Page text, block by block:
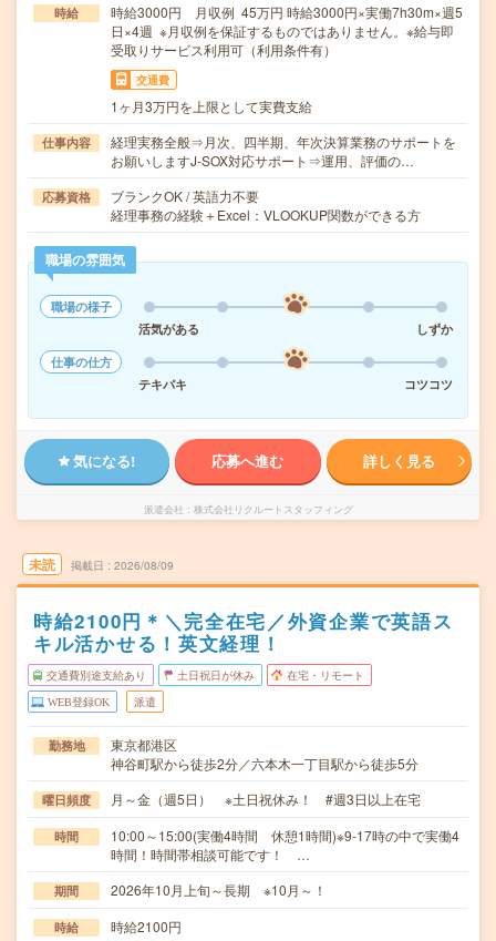
時給
時給3000円 月収例 45万円 時給3000円×実働7h30m×週5
日×4週 ※月収例を保証するものではありません。※給与即
受取りサービス利用可（利用条件有）
交通費
1ヶ月3万円を上限として実費支給
仕事内容
経理実務全般⇒月次、四半期、年次決算業務のサポートを
お願いしますJ-SOX対応サポート⇒運用、評価の…
応募資格
ブランクOK / 英語力不要
経理事務の経験＋Excel：VLOOKUP関数ができる方
職場の雰囲気
職場の様子
活気がある
しずか
仕事の仕方
テキパキ
コツコツ
気になる! 応募へ進む 詳しく見る
派遣会社 株式会社リクルートスタッフィング
未読 掲載日 2026/08/09
時給2100円＊＼完全在宅／外資企業で英語ス
キル活かせる！英文経理！
交通費別途支給あり 土日祝日が休み 在宅・リモート
WEB登録OK 派遣
勤務地
東京都港区
神谷町駅から徒歩2分／六本木一丁目駅から徒歩5分
曜日頻度 月～金（週5日） ※土日祝休み！ #週3日以上在宅
時間
10:00～15:00(実働4時間 休憩1時間)※9-17時の中で実働4
時間！時間帯相談可能です！ …
期間 2026年10月上旬～長期 ※10月～！
時給 時給2100円